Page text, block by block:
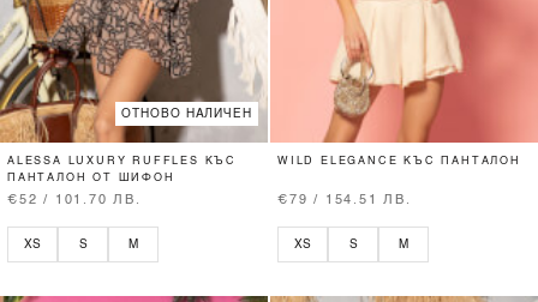
ОТНОВО НАЛИЧЕН
ALESSA LUXURY RUFFLES КЪС
ПАНТАЛОН ОТ ШИФОН
€52 / 101.70 ЛВ.
XS S M
WILD ELEGANCE КЪС ПАНТАЛОН
€79 / 154.51 ЛВ.
XS S M